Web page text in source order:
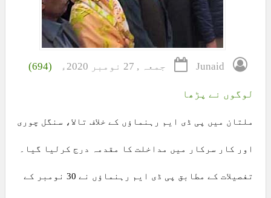
Junaid جمعہ , 27 نومبر 2020ء (694)
لوگوں نے پڑھا
ملتان میں پی ڈی ایم رہنماؤں کے خلاف تالا، سنگل چوری
اور کار سرکار میں مداخلت کا مقدمہ درج کرلیا گیا۔
تفصیلات کے مطابق پی ڈی ایم رہنماؤں نے 30 نومبر کے